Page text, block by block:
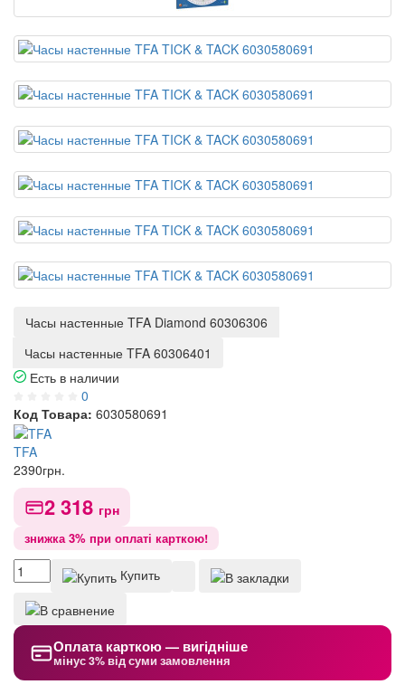
Часы настенные TFA Diamond 60306306
Часы настенные TFA 60306401
Есть в наличии
0
Код Товара: 6030580691
TFA
2390грн.
2 318 грн
знижка 3% при оплаті карткою!
Купить
Оплата карткою — вигідніше
мінус 3% від суми замовлення